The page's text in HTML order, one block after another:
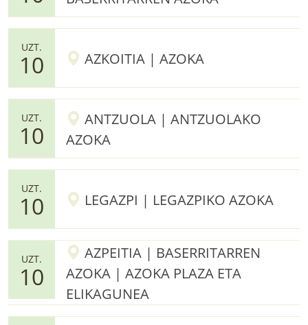
UZT.
10 AZKOITIA | AZOKA
UZT.
10
ANTZUOLA | ANTZUOLAKO
AZOKA
UZT.
10 LEGAZPI | LEGAZPIKO AZOKA
UZT.
10
AZPEITIA | BASERRITARREN
AZOKA | AZOKA PLAZA ETA
ELIKAGUNEA